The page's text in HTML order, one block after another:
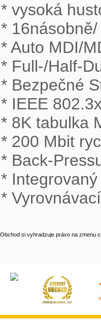
* vysoká
*
* Auto MDI/
* Full-/Half-
* Bezpečné
* IEEE
* 8K tabulka
* 200 Mbit
* Back-
*
*
Obchod si vyhradzuje právo na zmenu